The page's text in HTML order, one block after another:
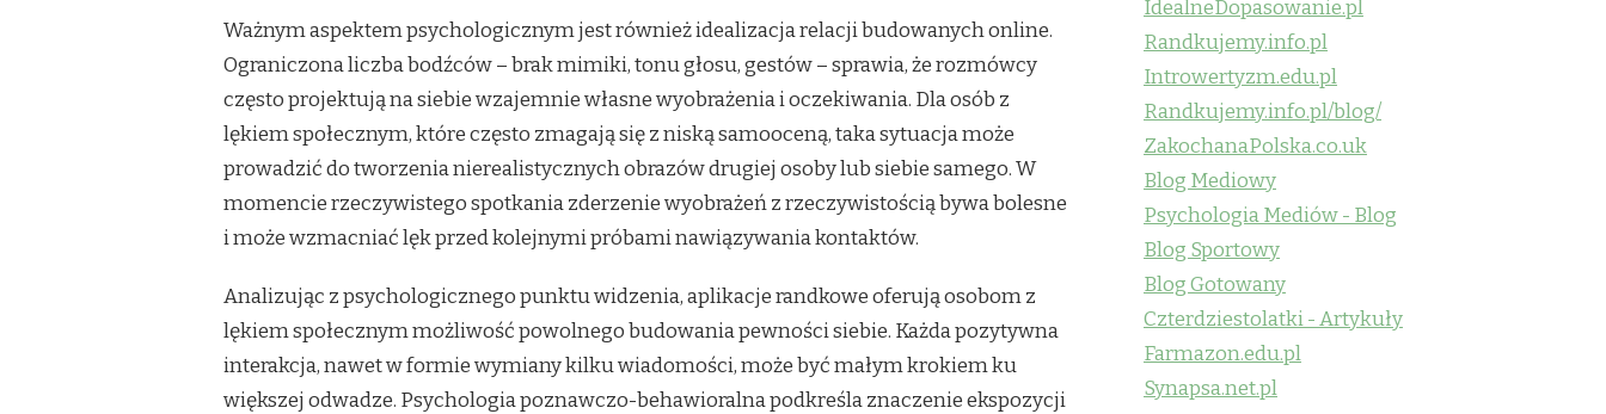
Ważnym aspektem psychologicznym jest również idealizacja relacji budowanych online.
Ograniczona liczba bodźców – brak mimiki, tonu głosu, gestów – sprawia, że rozmówcy
często projektują na siebie wzajemnie własne wyobrażenia i oczekiwania. Dla osób z
lękiem społecznym, które często zmagają się z niską samooceną, taka sytuacja może
prowadzić do tworzenia nierealistycznych obrazów drugiej osoby lub siebie samego. W
momencie rzeczywistego spotkania zderzenie wyobrażeń z rzeczywistością bywa bolesne
i może wzmacniać lęk przed kolejnymi próbami nawiązywania kontaktów.
Analizując z psychologicznego punktu widzenia, aplikacje randkowe oferują osobom z
lękiem społecznym możliwość powolnego budowania pewności siebie. Każda pozytywna
interakcja, nawet w formie wymiany kilku wiadomości, może być małym krokiem ku
większej odwadze. Psychologia poznawczo-behawioralna podkreśla znaczenie ekspozycji
IdealneDopasowanie.pl
Randkujemy.info.pl
Introwertyzm.edu.pl
Randkujemy.info.pl/blog/
ZakochanaPolska.co.uk
Blog Mediowy
Psychologia Mediów - Blog
Blog Sportowy
Blog Gotowany
Czterdziestolatki - Artykuły
Farmazon.edu.pl
Synapsa.net.pl